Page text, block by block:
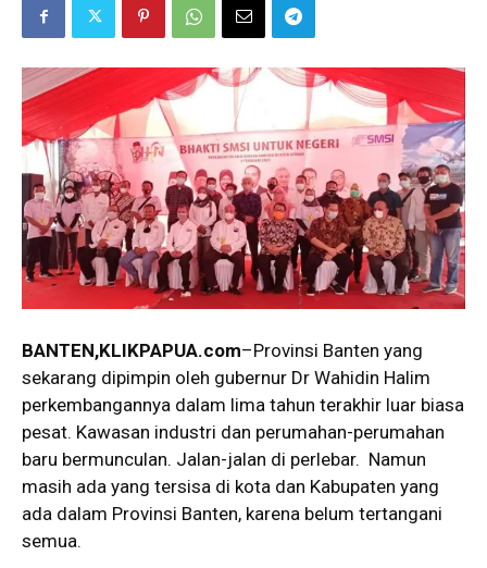
BANTEN,KLIKPAPUA.com–Provinsi Banten yang
sekarang dipimpin oleh gubernur Dr Wahidin Halim
perkembangannya dalam lima tahun terakhir luar biasa
pesat. Kawasan industri dan perumahan-perumahan
baru bermunculan. Jalan-jalan di perlebar. Namun
masih ada yang tersisa di kota dan Kabupaten yang
ada dalam Provinsi Banten, karena belum tertangani
semua.